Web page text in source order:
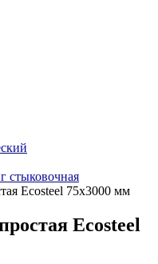
стыковочная
Ecosteel 75х3000 мм
Ecosteel